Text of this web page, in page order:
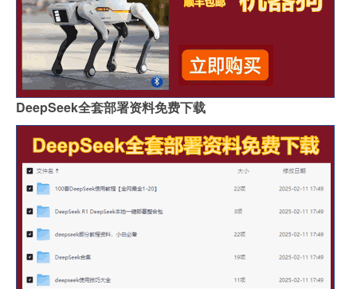
DeepSeek全套部署资料免费下载